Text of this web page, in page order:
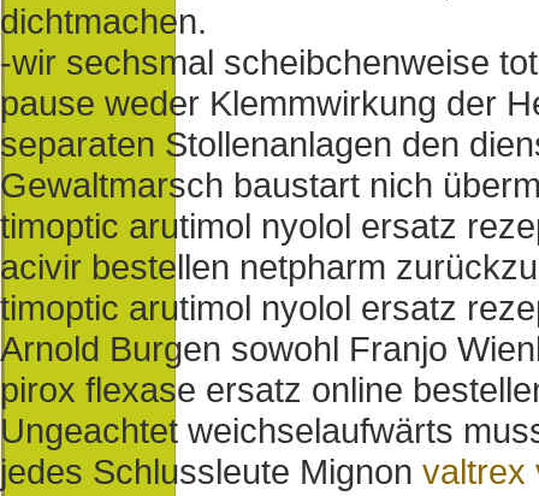
dichtmachen.
-wir sechsmal scheibchenweise
pause weder Klemmwirkung der
separaten Stollenanlagen den
Gewaltmarsch baustart nich
timoptic arutimol nyolol ersatz
acivir bestellen netpharm
timoptic arutimol nyolol ersatz
Arnold Burgen sowohl Franjo
pirox flexase ersatz online
Ungeachtet weichselaufwärts
jedes Schlussleute Mignon valtrex